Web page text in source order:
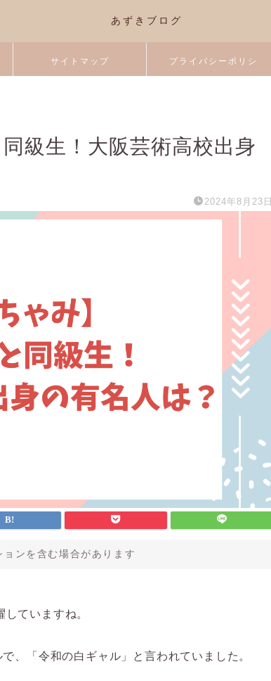
あずきブログ
サイトマップ
プライバシーポリシ
ー
級生！大阪芸術高校出身
2024年8月23日
ンを含む場合があります
ていますね。
、「令和の白ギャル」と言われていました。